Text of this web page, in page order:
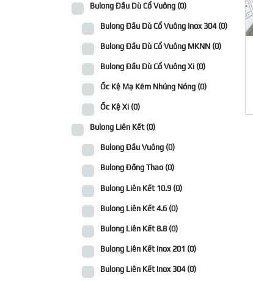
Bulong Đầu Dù Cổ Vuông (0)
Bulong Đầu Dù Cổ Vuông Inox 304 (0)
Bulong Đầu Dù Cổ Vuông MKNN (0)
Bulong Đầu Dù Cổ Vuông Xi (0)
Ốc Kệ Mạ Kẽm Nhúng Nóng (0)
Ốc Kệ Xi (0)
Bulong Liên Kết (0)
Bulong Đầu Vuông (0)
Bulong Đồng Thao (0)
Bulong Liên Kết 10.9 (0)
Bulong Liên Kết 4.6 (0)
Bulong Liên Kết 8.8 (0)
Bulong Liên Kết Inox 201 (0)
Bulong Liên Kết Inox 304 (0)